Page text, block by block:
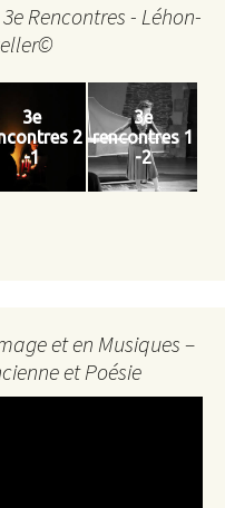
Rencontres - Léhon-
3e
2
-1
3e
rencontres 1
-2
et en Musiques –
et Poésie